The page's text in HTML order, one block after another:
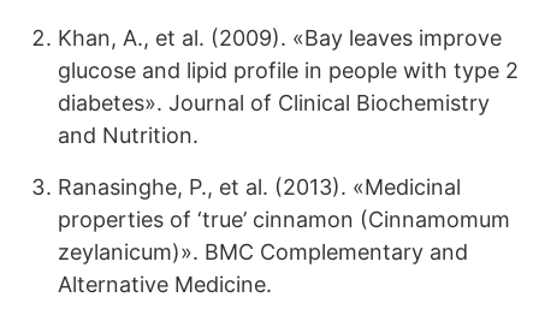
Khan, A., et al. (2009). «Bay leaves improve
glucose and lipid profile in people with type 2
diabetes». Journal of Clinical Biochemistry
and Nutrition.
Ranasinghe, P., et al. (2013). «Medicinal
properties of ‘true’ cinnamon (Cinnamomum
zeylanicum)». BMC Complementary and
Alternative Medicine.